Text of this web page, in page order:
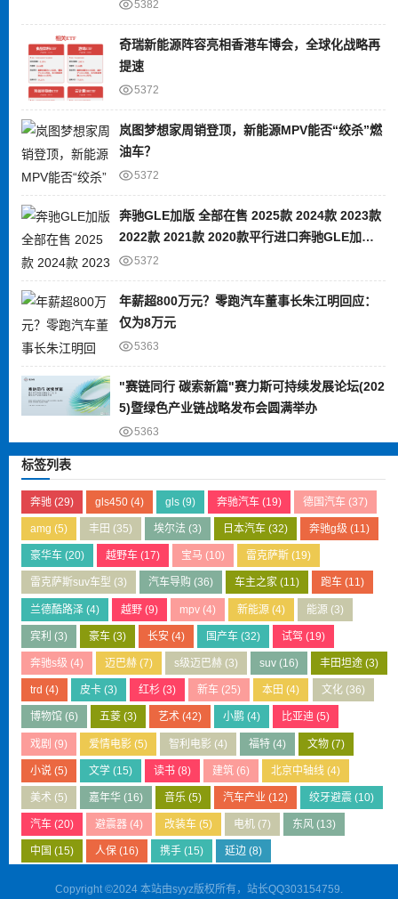
5382
奇瑞新能源阵容亮相香港车博会，全球化战略再
提速
5372
岚图梦想家周销登顶，新能源MPV能否“绞杀”燃
油车？
5372
奔驰GLE加版 全部在售 2025款 2024款 2023款
2022款 2021款 2020款平行进口奔驰GLE加版
限时优惠 目前80万元起售
5372
年薪超800万元？零跑汽车董事长朱江明回应：
仅为8万元
5363
"赛链同行 碳索新篇"赛力斯可持续发展论坛(202
5)暨绿色产业链战略发布会圆满举办
5363
标签列表
奔驰(29) gls450(4) gls (9) 奔驰汽车 (19) 德国汽车 (37)
amg (5) 丰田 (35) 埃尔法 (3) 日本汽车 (32) 奔驰g级 (11)
豪华车(20) 越野车(17) 宝马 (10) 雷克萨斯 (19)
雷克萨斯suv车型 (3) 汽车导购 (36) 车主之家 (11) 跑车 (11)
兰德酷路泽(4) 越野(9) mpv (4) 新能源 (4) 能源 (3)
宾利 (3) 豪车(3) 长安 (4) 国产车 (32) 试驾 (19)
奔驰s级 (4) 迈巴赫(7) s级迈巴赫 (3) suv (16) 丰田坦途 (3)
trd (4) 皮卡(3) 红杉 (3) 新车 (25) 本田 (4) 文化(36)
博物馆(6) 五菱(3) 艺术 (42) 小鹏 (4) 比亚迪 (5)
戏剧 (9) 爱情电影(5) 智利电影 (4) 福特 (4) 文物 (7)
小说(5) 文学(15) 读书 (8) 建筑 (6) 北京中轴线 (4)
美术(5) 嘉年华(16) 音乐 (5) 汽车产业 (12) 绞牙避震 (10)
汽车(20) 避震器(4) 改装车 (5) 电机 (7) 东风 (13)
中国 (15) 人保(16) 携手 (15) 延边 (8)
Copyright ©2024 本站由syyz版权所有，站长QQ303154759.